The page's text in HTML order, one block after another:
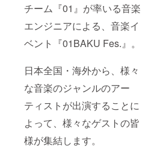
チーム『01』が率いる音楽
エンジニアによる、音楽イ
ベント『01BAKU Fes.』。
日本全国・海外から、様々
な音楽のジャンルのアー
ティストが出演することに
よって、様々なゲストの皆
様が集結します。